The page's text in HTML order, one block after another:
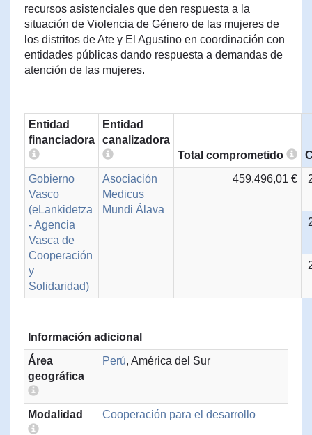
recursos asistenciales que den respuesta a la
situación de Violencia de Género de las mujeres de
los distritos de Ate y El Agustino en coordinación con
entidades públicas dando respuesta a demandas de
atención de las mujeres.
Entidad
financiadora
Entidad
canalizadora
Total comprometido
Gobierno
Vasco
(eLankidetza
- Agencia
Vasca de
Cooperación
y
Solidaridad)
Asociación
Medicus
Mundi Álava
459.496,01 €
Información adicional
Área
geográfica
Perú, América del Sur
Modalidad Cooperación para el desarrollo